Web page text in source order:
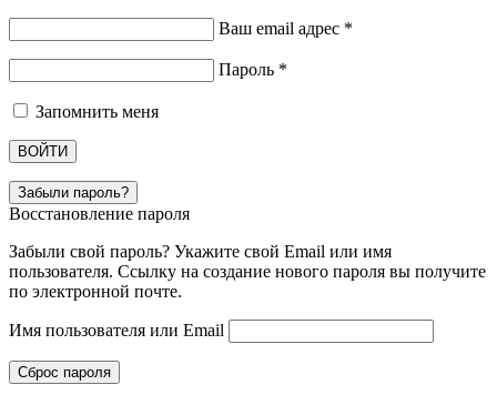
Ваш email адрес *
Пароль *
Запомнить меня
ВОЙТИ
Забыли пароль?
Восстановление пароля
Забыли свой пароль? Укажите свой Email или имя
пользователя. Ссылку на создание нового пароля вы получите
по электронной почте.
Имя пользователя или Email
Сброс пароля